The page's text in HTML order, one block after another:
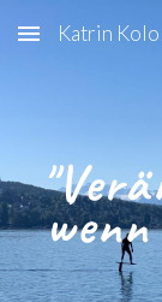
Skip to main
Katrin Kolo